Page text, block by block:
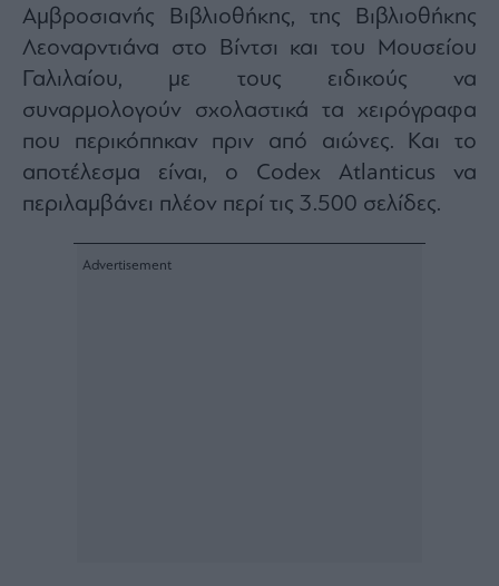
Αμβροσιανής Βιβλιοθήκης, της Βιβλιοθήκης
Λεοναρντιάνα στο Βίντσι και του Μουσείου
Γαλιλαίου, με τους ειδικούς να
συναρμολογούν σχολαστικά τα χειρόγραφα
που περικόπηκαν πριν από αιώνες. Και το
αποτέλεσμα είναι, ο Codex Atlanticus να
περιλαμβάνει πλέον περί τις 3.500 σελίδες.